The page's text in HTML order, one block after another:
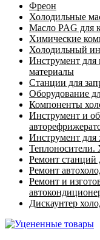
Фреон
Холодильные
Масло PAG для
Химические
Холодильный
Инструмент для
материалы
Станции для
Оборудование
Компоненты
Инструмент и
Инструмент для
Ремонт станций
Ремонт
Ремонт и
Дискаунтер